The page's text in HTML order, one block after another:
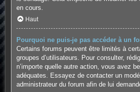
en cours.
Haut
Pourquoi ne puis-je pas accéder à un
Certains forums peuvent être limités à
groupes d’utilisateurs. Pour consulter,
n’importe quelle autre action, vous avez
adéquates. Essayez de contacter un
administrateur du forum afin de lui